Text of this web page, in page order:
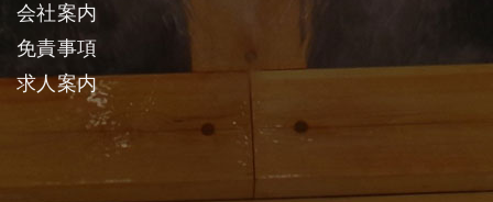
会社案内
免責事項
求人案内